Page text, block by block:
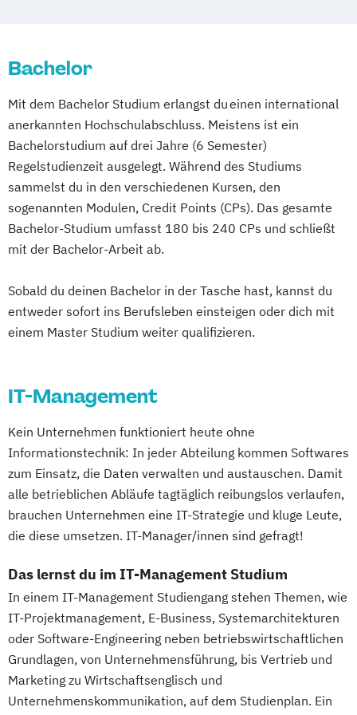
Bachelor
Mit dem Bachelor Studium erlangst du einen international
anerkannten Hochschulabschluss. Meistens ist ein
Bachelorstudium auf drei Jahre (6 Semester)
Regelstudienzeit ausgelegt. Während des Studiums
sammelst du in den verschiedenen Kursen, den
sogenannten Modulen, Credit Points (CPs). Das gesamte
Bachelor-Studium umfasst 180 bis 240 CPs und schließt
mit der Bachelor-Arbeit ab.
Sobald du deinen Bachelor in der Tasche hast, kannst du
entweder sofort ins Berufsleben einsteigen oder dich mit
einem Master Studium weiter qualifizieren.
IT-Management
Kein Unternehmen funktioniert heute ohne
Informationstechnik: In jeder Abteilung kommen Softwares
zum Einsatz, die Daten verwalten und austauschen. Damit
alle betrieblichen Abläufe tagtäglich reibungslos verlaufen,
brauchen Unternehmen eine IT-Strategie und kluge Leute,
die diese umsetzen. IT-Manager/innen sind gefragt!
Das lernst du im IT-Management Studium
In einem IT-Management Studiengang stehen Themen, wie
IT-Projektmanagement, E-Business, Systemarchitekturen
oder Software-Engineering neben betriebswirtschaftlichen
Grundlagen, von Unternehmensführung, bis Vertrieb und
Marketing zu Wirtschaftsenglisch und
Unternehmenskommunikation, auf dem Studienplan. Ein